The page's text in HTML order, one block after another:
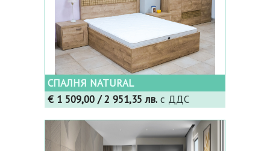
СПАЛНЯ NATURAL
€ 1 509,00 / 2 951,35 лв. с ДДС